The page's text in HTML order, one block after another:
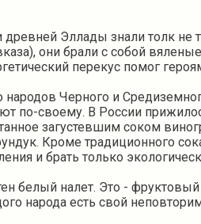
Эллады знали толк не
они брали с собой
перекус помог
Черного и
по-своему. В России
загустевшим соком
Кроме традиционного
и брать только
белый налет. Это -
народа есть свой